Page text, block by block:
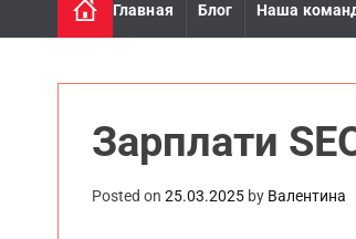
c
Главная Блог Наша
Зарплати
Posted on 25.03.2025 by Валентина